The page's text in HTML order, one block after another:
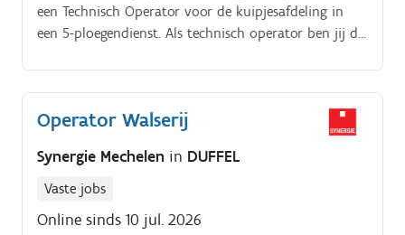
een Technisch Operator voor de kuipjesafdeling in
een 5-ploegendienst. Als technisch operator ben jij de
Dankzij jouw technisch inzicht weet je kleine
storingen op te lossen en onderhoud je jouw
Operator Walserij
Synergie Mechelen in DUFFEL
Vaste jobs
Online sinds 10 jul. 2026